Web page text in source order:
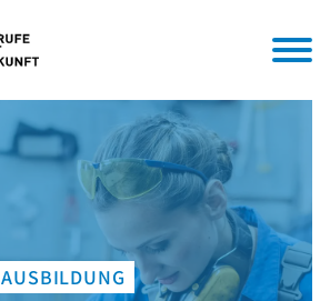
AUSBILDUNG